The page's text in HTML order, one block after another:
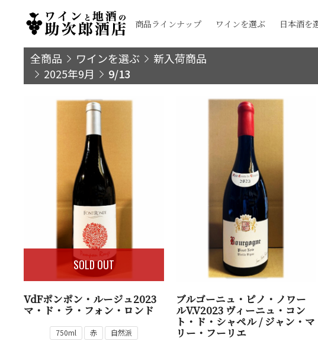
商品ラインナップ ワインを選ぶ 日本酒を
全商品 ワインを選ぶ
新入荷商品
2025年9月
9/13
SOLD OUT
VdFポンポン・ルージュ2023
マ・ド・ラ・フォン・ロンド
750ml 赤 自然派
ブルゴーニュ・ピノ・ノワー
ルV.V2023 ヴィーニュ・コン
ト・ド・シャペル / ジャン・マ
リー・フーリエ